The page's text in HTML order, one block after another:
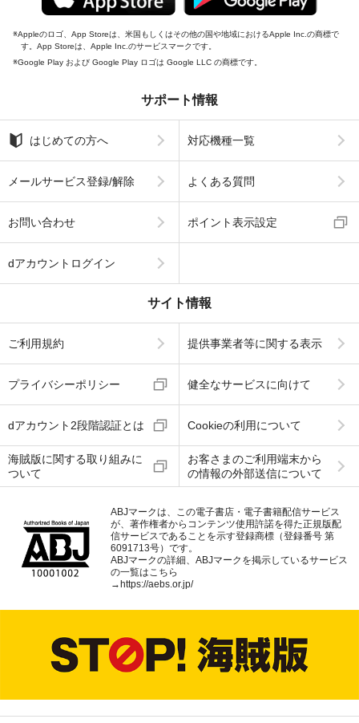
Appleのロゴ、App Storeは、米国もしくはその他の国や地域におけるApple Inc.の商標で
す。App Storeは、Apple Inc.のサービスマークです。
Google Play および Google Play ロゴは Google LLC の商標です。
サポート情報
はじめての方へ 対応機種一覧
メールサービス登録/解除 よくある質問
お問い合わせ ポイント表示設定
dアカウントログイン
サイト情報
ご利用規約 提供事業者等に関する表示
プライバシーポリシー 健全なサービスに向けて
dアカウント2段階認証とは Cookieの利用について
海賊版に関する取り組みに
ついて
お客さまのご利用端末から
の情報の外部送信について
ABJマークは、この電子書店・電子書籍配信サービス
が、著作権者からコンテンツ使用許諾を得た正規版配
信サービスであることを示す登録商標（登録番号 第
6091713号）です。
ABJマークの詳細、ABJマークを掲示しているサービス
の一覧はこちら
→ https://aebs.or.jp/